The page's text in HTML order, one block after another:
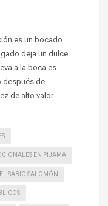
es un bocado
deja un dulce
a la boca es
después de
de alto valor
EN PIJAMA
EL SABIO SALOMÓN